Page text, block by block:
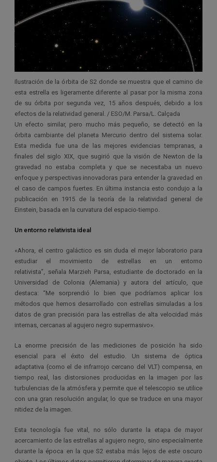
Ilustración de la órbita de S2 donde se muestra que el camino de
esta estrella es ligeramente diferente al pasar por la misma zona
de su órbita por segunda vez, 15 años después, debido a los
efectos de la relatividad general. / ESO/M. Parsa/L. Calçada
Un efecto similar, pero mucho más pequeño, se detectó en la
órbita cambiante del planeta Mercurio dentro del sistema solar.
Esta medida fue una de las mejores evidencias tempranas, a
finales del siglo XIX, que sugirió que la visión de Newton de la
gravedad no estaba completa y que se necesitaba un nuevo
enfoque y perspectivas innovadoras para entender la gravedad en
el caso de campos fuertes. En última instancia esto condujo a la
publicación en 1915 de la teoría de la relatividad general de
Einstein, basada en la curvatura del espacio-tiempo.
Un entorno relativista ideal
«Ahora, el centro galáctico es sin duda el mejor laboratorio para
estudiar el movimiento de estrellas en un entorno
relativista”, señala Marzieh Parsa, estudiante de doctorado en la
Universidad de Colonia (Alemania) y autora del artículo, que
destaca: “Me sorprendió lo bien que podríamos aplicar los
métodos que hemos desarrollado con estrellas simuladas a los
datos de gran precisión para las estrellas de alta velocidad más
internas, cercanas al agujero negro supermasivo».
La enorme precisión de las mediciones de posición ha sido
esencial para el éxito del estudio. Un sistema de óptica
adaptativa (como el de infrarrojo cercano del VLT) compensa, en
tiempo real, las distorsiones producidas en la imagen por las
turbulencias de la atmósfera y permite que el telescopio se utilice
con una gran resolución angular, lo que se traduce en una mayor
nitidez de la imagen.
Esta tecnología fue vital, no sólo durante la etapa de mayor
acercamiento de las estrellas al agujero negro, sino especialmente
durante la época en la que S2 estaba más lejos de este oscuro